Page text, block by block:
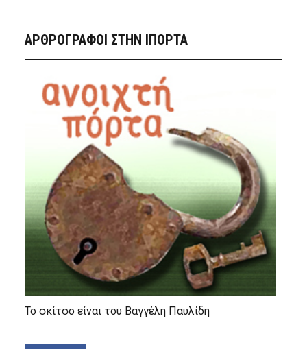
ΑΡΘΡΟΓΡΑΦΟΙ ΣΤΗΝ IΠΟΡΤΑ
Το σκίτσο είναι του Βαγγέλη Παυλίδη